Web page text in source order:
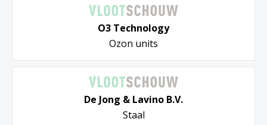
O3 Technology
Ozon units
De Jong & Lavino B.V.
Staal